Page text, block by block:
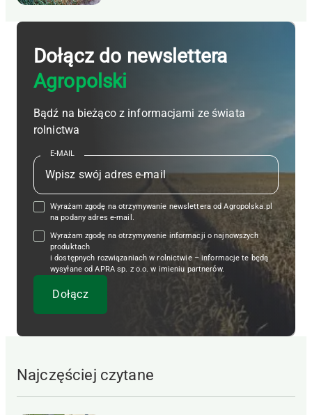
Dołącz do newslettera
Agropolski
Bądź na bieżąco z informacjami ze świata
rolnictwa
E-MAIL
Wyrażam zgodę na otrzymywanie newslettera od Agropolska.pl
na podany adres e-mail.
Wyrażam zgodę na otrzymywanie informacji o najnowszych
produktach
i dostępnych rozwiązaniach w rolnictwie – informacje te będą
wysyłane od APRA sp. z o.o. w imieniu partnerów.
Najczęściej czytane